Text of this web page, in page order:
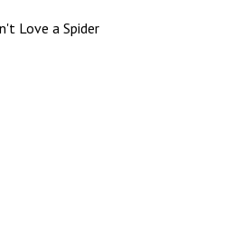
Love a Spider